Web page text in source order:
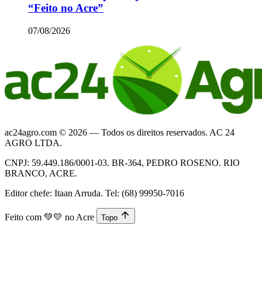
“Feito no Acre”
07/08/2026
ac24agro.com © 2026 — Todos os direitos reservados. AC 24
AGRO LTDA.
CNPJ: 59.449.186/0001-03. BR-364, PEDRO ROSENO. RIO
BRANCO, ACRE.
Editor chefe: Itaan Arruda. Tel: (68) 99950-7016
Feito com 💚💛 no Acre Topo